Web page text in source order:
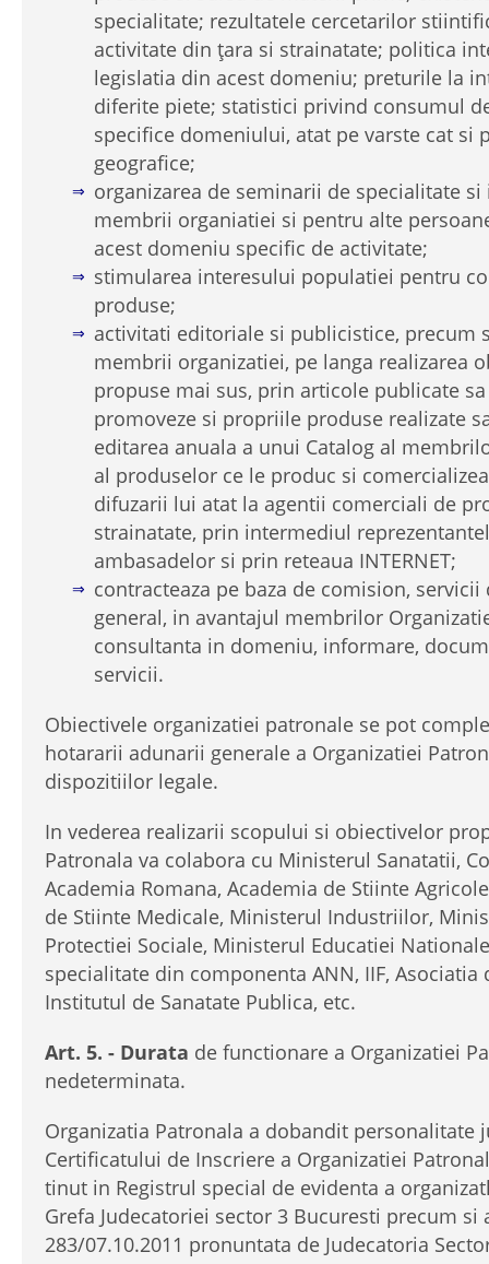
specialitate; rezultatele cercetarilor
activitate din ţara si strainatate; politica
legislatia din acest domeniu; preturile la
diferite piete; statistici privind consumul
specifice domeniului, atat pe varste cat si
geografice;
organizarea de seminarii de specialitate
membrii organiatiei si pentru alte
acest domeniu specific de activitate;
stimularea interesului populatiei pentru
produse;
activitati editoriale si publicistice, precum
membrii organizatiei, pe langa realizarea
propuse mai sus, prin articole publicate
promoveze si propriile produse realizate
editarea anuala a unui Catalog al
al produselor ce le produc si
difuzarii lui atat la agentii comerciali de
strainatate, prin intermediul
ambasadelor si prin reteaua INTERNET;
contracteaza pe baza de comision, servicii
general, in avantajul membrilor
consultanta in domeniu, informare,
servicii.
Obiectivele organizatiei patronale se pot
hotararii adunarii generale a Organizatiei
dispozitiilor legale.
In vederea realizarii scopului si obiectivelor
Patronala va colabora cu Ministerul Sanatatii,
Academia Romana, Academia de Stiinte
de Stiinte Medicale, Ministerul Industriilor,
Protectiei Sociale, Ministerul Educatiei
specialitate din componenta ANN, IIF, Asociatia
Institutul de Sanatate Publica, etc.
Art. 5. - Durata de functionare a Organizatiei
nedeterminata.
Organizatia Patronala a dobandit personalitate
Certificatului de Inscriere a Organizatiei
tinut in Registrul special de evidenta a
Grefa Judecatoriei sector 3 Bucuresti precum si
283/07.10.2011 pronuntata de Judecatoria